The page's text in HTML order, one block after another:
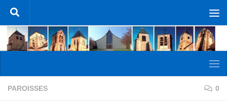
Skip to content
PAROISSES 0